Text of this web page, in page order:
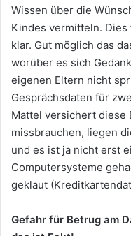
Wissen über die
Kindes vermitteln.
klar. Gut möglich das
worüber es sich
eigenen Eltern nicht
Gesprächsdaten für
Mattel versichert diese
missbrauchen, liegen
und es ist ja nicht erst
Computersysteme
geklaut
Gefahr für Betrug am